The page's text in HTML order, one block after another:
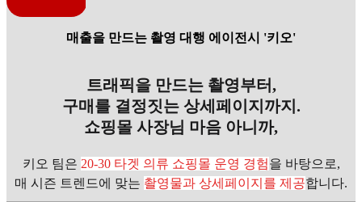
매출을 만드는 촬영 대행 에이전시 '키오'
트래픽을 만드는 촬영부터,
구매를 결정짓는 상세페이지까지.
쇼핑몰 사장님 마음 아니까,
키오 팀은 20-30 타겟 의류 쇼핑몰 운영 경험을 바탕으로,
매 시즌 트렌드에 맞는 촬영물과 상세페이지를 제공합니다.